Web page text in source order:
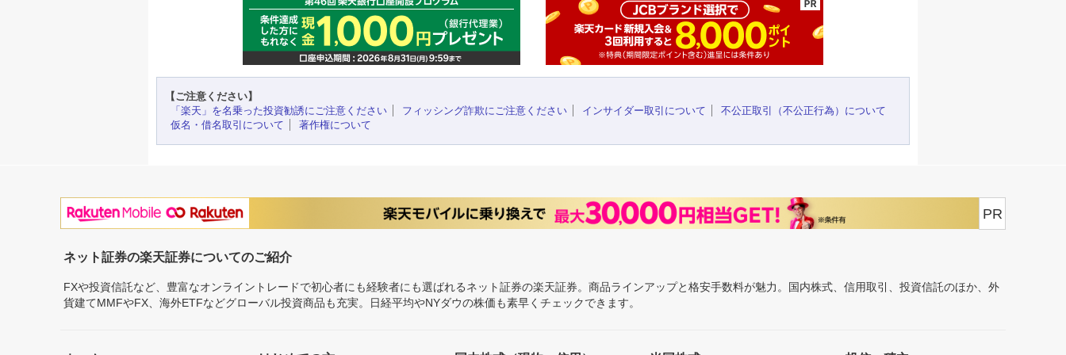
【ご注意ください】
「楽天」を名乗った投資勧誘にご注意ください
フィッシング詐欺にご注意ください インサイダー取引について
不公正取引（不公正行為）について
仮名・借名取引について
著作権について
PR
ネット証券の楽天証券についてのご紹介
FXや投資信託など、豊富なオンライントレードで初心者にも経験者にも選ばれるネット証券の楽天証券。商品ラインアップと格安手数料が魅力。国内株式、信用取引、投資信託のほか、外
貨建てMMFやFX、海外ETFなどグローバル投資商品も充実。日経平均やNYダウの株価も素早くチェックできます。